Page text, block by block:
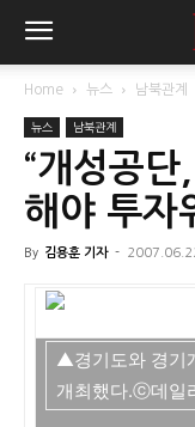
Home 뉴스 남북관계
뉴스 남북관계
“개성공단
해야 투자
By 김용훈 기자 -
▲경기도와 경기
개최했다.ⓒ데일